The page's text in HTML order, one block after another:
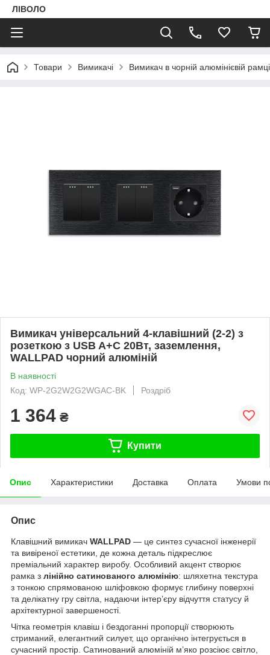
ЛІВОЛО
Товари Вимикачі Вимикач в чорній алюмінієвій
Вимикач універсальний 4-клавішний (2-2) з
розеткою з USB A+C 20Вт, заземлення,
WALLPAD чорний алюміній
В наявності
Код: WP-2G2W2G2WGAC-BK
Роздріб
1 364 ₴
Купити
Опис Характеристики Доставка Оплата Умови
Опис
Клавішний вимикач WALLPAD — це синтез сучасної інженерії
та вивіреної естетики, де кожна деталь підкреслює
преміальний характер виробу. Особливий акцент створює
рамка з лінійно сатинованого алюмінію: шляхетна текстура
з тонкою спрямованою шліфовкою формує глибину поверхні
та делікатну гру світла, надаючи інтер’єру відчуття статусу й
архітектурної завершеності.
Чітка геометрія клавіш і бездоганні пропорції створюють
стриманий, елегантний силует, що органічно інтегрується в
сучасний простір. Сатинований алюміній м’яко розсіює світло,